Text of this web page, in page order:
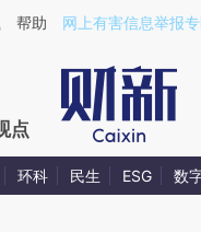
帮助 网上有害信息举报
点
环科 民生 ESG 数